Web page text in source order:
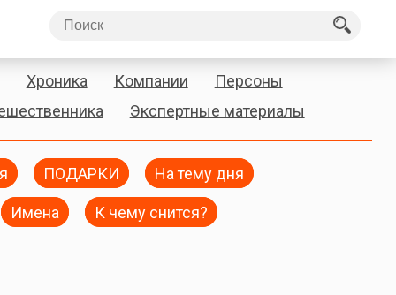
Хроника Компании
Персоны
Экспертные материалы
ПОДАРКИ На тему дня
Имена К чему снится?